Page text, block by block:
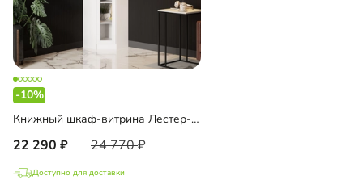
-10%
Книжный шкаф-витрина Лестер-9-600 угловой
22 290 24 770
Доступно для доставки